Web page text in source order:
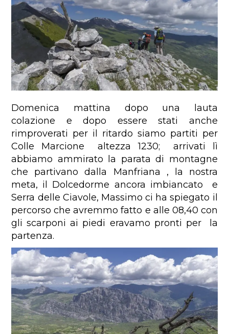
Domenica mattina dopo una lauta
colazione e dopo essere stati anche
rimproverati per il ritardo siamo partiti per
Colle Marcione altezza 1230; arrivati lì
abbiamo ammirato la parata di montagne
che partivano dalla Manfriana , la nostra
meta, il Dolcedorme ancora imbiancato e
Serra delle Ciavole, Massimo ci ha spiegato il
percorso che avremmo fatto e alle 08,40 con
gli scarponi ai piedi eravamo pronti per la
partenza.